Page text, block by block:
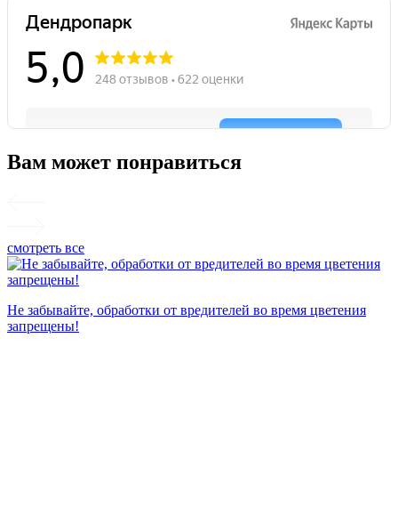
Вам может понравиться
смотреть все
Не забывайте, обработки от вредителей во время цветения
запрещены!